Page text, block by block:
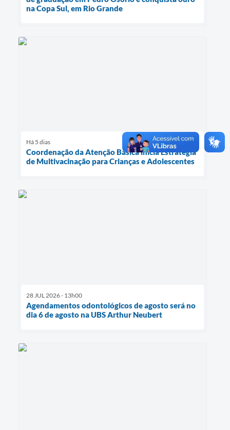
na Copa Sul, em Rio Grande
Há 5 dias
Coordenação da Atenção Básica inicia Estratégia
de Multivacinação para Crianças e Adolescentes
28 JUL 2026 - 13h00
Agendamentos odontológicos de agosto será no
dia 6 de agosto na UBS Arthur Neubert